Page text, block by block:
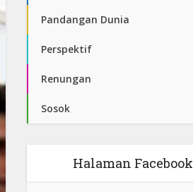
Pandangan Dunia
Perspektif
Renungan
Sosok
Halaman Facebook